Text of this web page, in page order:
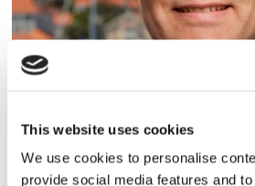
This website uses cookies
We use cookies to personalise
provide social media features and
Han blir ny vd för